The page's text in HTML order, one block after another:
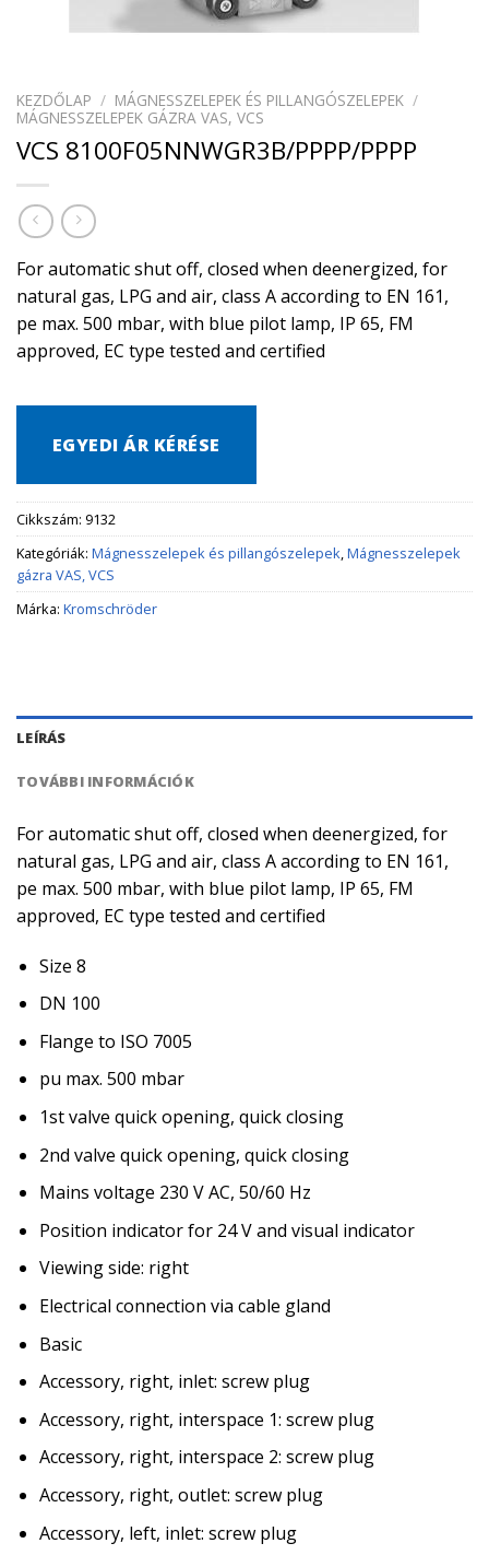
KEZDŐLAP / MÁGNESSZELEPEK ÉS PILLANGÓSZELEPEK /
MÁGNESSZELEPEK GÁZRA VAS, VCS
VCS 8100F05NNWGR3B/PPPP/PPPP
For automatic shut off, closed when deenergized, for
natural gas, LPG and air, class A according to EN 161,
pe max. 500 mbar, with blue pilot lamp, IP 65, FM
approved, EC type tested and certified
EGYEDI ÁR KÉRÉSE
Cikkszám: 9132
Kategóriák: Mágnesszelepek és pillangószelepek,Mágnesszelepek
gázra VAS, VCS
Márka: Kromschröder
LEÍRÁS
TOVÁBBI INFORMÁCIÓK
For automatic shut off, closed when deenergized, for
natural gas, LPG and air, class A according to EN 161,
pe max. 500 mbar, with blue pilot lamp, IP 65, FM
approved, EC type tested and certified
Size 8
DN 100
Flange to ISO 7005
pu max. 500 mbar
1st valve quick opening, quick closing
2nd valve quick opening, quick closing
Mains voltage 230 V AC, 50/60 Hz
Position indicator for 24 V and visual indicator
Viewing side: right
Electrical connection via cable gland
Basic
Accessory, right, inlet: screw plug
Accessory, right, interspace 1: screw plug
Accessory, right, interspace 2: screw plug
Accessory, right, outlet: screw plug
Accessory, left, inlet: screw plug